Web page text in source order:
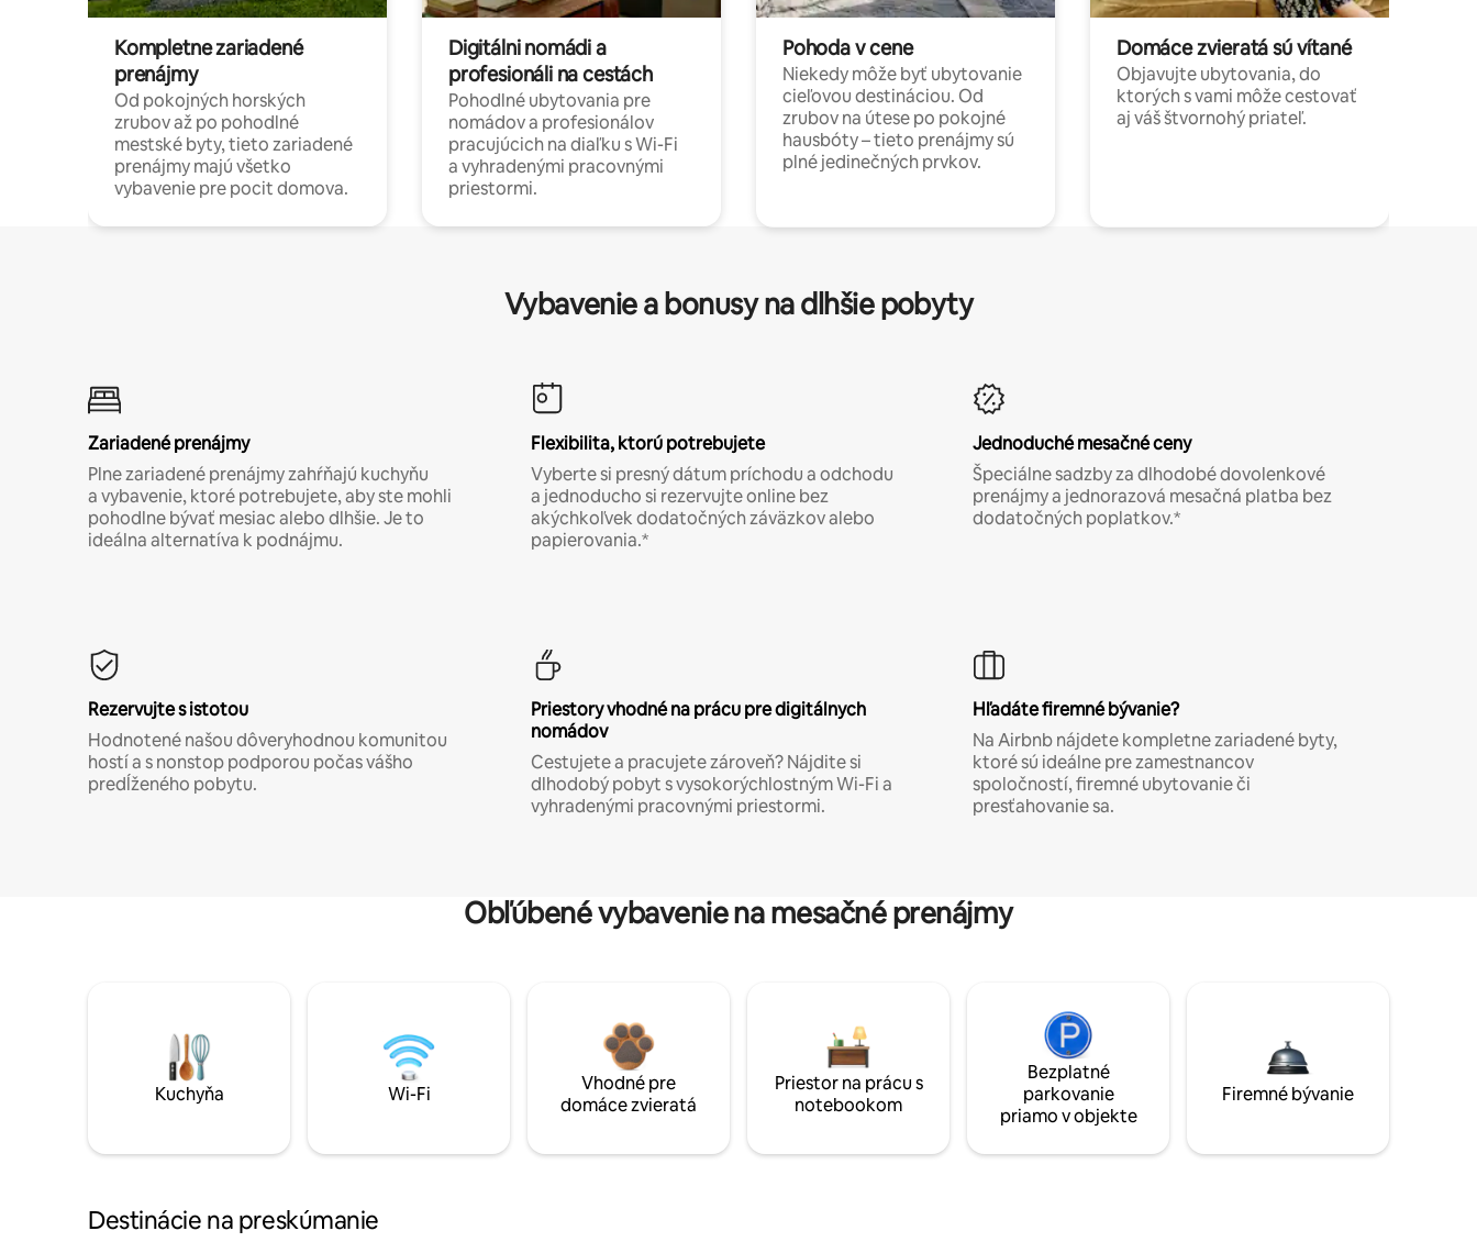
Kompletne zariadené
prenájmy
Od pokojných horských
zrubov až po pohodlné
mestské byty, tieto zariadené
prenájmy majú všetko
vybavenie pre pocit domova.
Digitálni nomádi a
profesionáli na cestách
Pohodlné ubytovania pre
nomádov a profesionálov
pracujúcich na diaľku s Wi-Fi
a vyhradenými pracovnými
priestormi.
Pohoda v cene
Niekedy môže byť ubytovanie
cieľovou destináciou. Od
zrubov na útese po pokojné
hausbóty – tieto prenájmy sú
plné jedinečných prvkov.
Domáce zvieratá sú vítané
Objavujte ubytovania, do
ktorých s vami môže cestovať
aj váš štvornohý priateľ.
Vybavenie a bonusy na dlhšie pobyty
Zariadené prenájmy
Plne zariadené prenájmy zahŕňajú kuchyňu
a vybavenie, ktoré potrebujete, aby ste mohli
pohodlne bývať mesiac alebo dlhšie. Je to
ideálna alternatíva k podnájmu.
Flexibilita, ktorú potrebujete
Vyberte si presný dátum príchodu a odchodu
a jednoducho si rezervujte online bez
akýchkoľvek dodatočných záväzkov alebo
papierovania.*
Jednoduché mesačné ceny
Špeciálne sadzby za dlhodobé dovolenkové
prenájmy a jednorazová mesačná platba bez
dodatočných poplatkov.*
Rezervujte s istotou
Hodnotené našou dôveryhodnou komunitou
hostí a s nonstop podporou počas vášho
predĺženého pobytu.
Priestory vhodné na prácu pre digitálnych
nomádov
Cestujete a pracujete zároveň? Nájdite si
dlhodobý pobyt s vysokorýchlostným Wi-Fi a
vyhradenými pracovnými priestormi.
Hľadáte firemné bývanie?
Na Airbnb nájdete kompletne zariadené byty,
ktoré sú ideálne pre zamestnancov
spoločností, firemné ubytovanie či
presťahovanie sa.
Obľúbené vybavenie na mesačné prenájmy
Kuchyňa Wi-Fi
Vhodné pre
domáce zvieratá
Priestor na prácu s
notebookom
Bezplatné
parkovanie
priamo v objekte
Firemné bývanie
Destinácie na preskúmanie